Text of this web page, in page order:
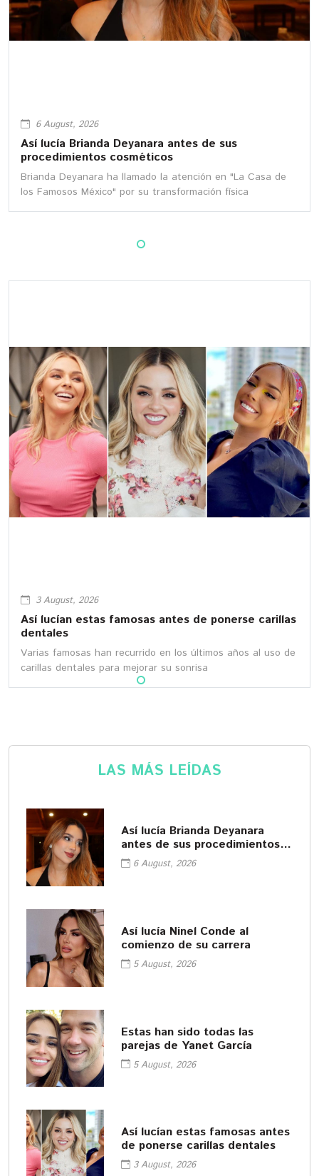
6 August, 2026
Así lucía Brianda Deyanara antes de sus
procedimientos cosméticos
Brianda Deyanara ha llamado la atención en "La Casa de
los Famosos México" por su transformación física
3 August, 2026
Así lucían estas famosas antes de ponerse carillas
dentales
Varias famosas han recurrido en los últimos años al uso de
carillas dentales para mejorar su sonrisa
LAS MÁS LEÍDAS
Así lucía Brianda Deyanara
antes de sus procedimientos
cosméticos
6 August, 2026
Así lucía Ninel Conde al
comienzo de su carrera
5 August, 2026
Estas han sido todas las
parejas de Yanet García
5 August, 2026
Así lucían estas famosas antes
de ponerse carillas dentales
3 August, 2026